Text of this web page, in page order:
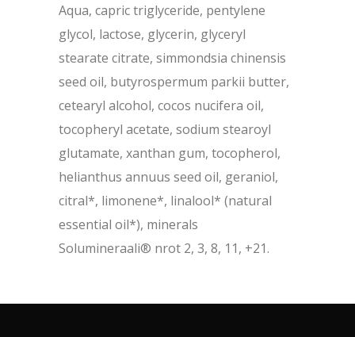
Aqua, capric triglyceride, pentylene
glycol, lactose, glycerin, glyceryl
stearate citrate, simmondsia chinensis
seed oil, butyrospermum parkii butter,
cetearyl alcohol, cocos nucifera oil,
tocopheryl acetate, sodium stearoyl
glutamate, xanthan gum, tocopherol,
helianthus annuus seed oil, geraniol,
citral*, limonene*, linalool* (natural
essential oil*), minerals
Solumineraali® nrot 2, 3, 8, 11, +21.